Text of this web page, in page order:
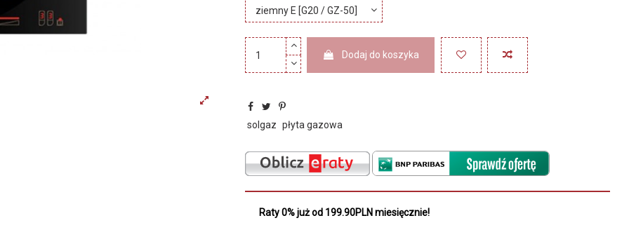
Dodaj do koszyka
solgaz płyta gazowa
Raty 0% już od 199.90PLN miesięcznie!